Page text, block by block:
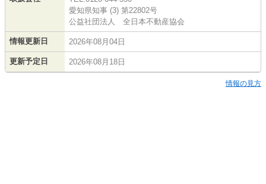
愛知県知事 (3) 第22802号
公益社団法人 全日本不動産協会
情報更新日 2026年08月04日
更新予定日 2026年08月18日
情報の見方